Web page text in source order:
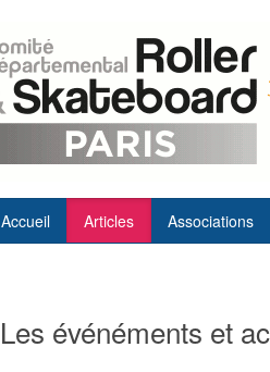
Accueil Articles Associations
Les événéments et